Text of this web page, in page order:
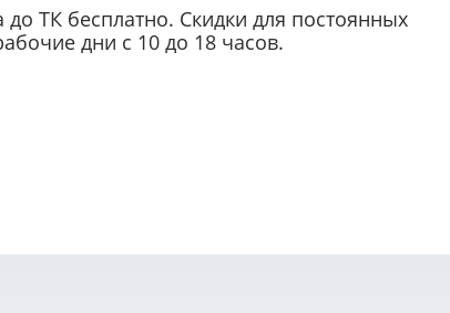
до ТК бесплатно. Скидки для постоянных
дни с 10 до 18 часов.